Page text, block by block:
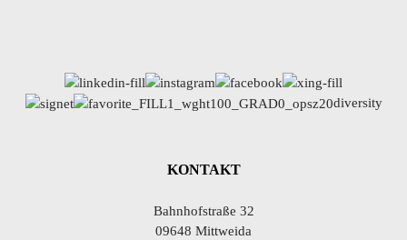
diversity
KONTAKT
Bahnhofstraße 32
09648 Mittweida